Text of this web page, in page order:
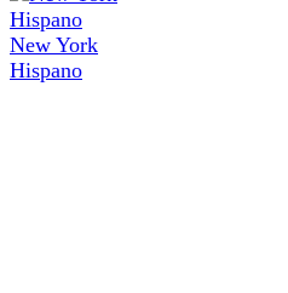
New York
Hispano